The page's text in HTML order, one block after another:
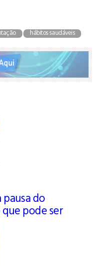
hábitos saudáveis
do
pode ser